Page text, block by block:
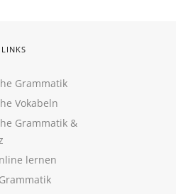
Grammatik
Vokabeln
Grammatik &
lernen